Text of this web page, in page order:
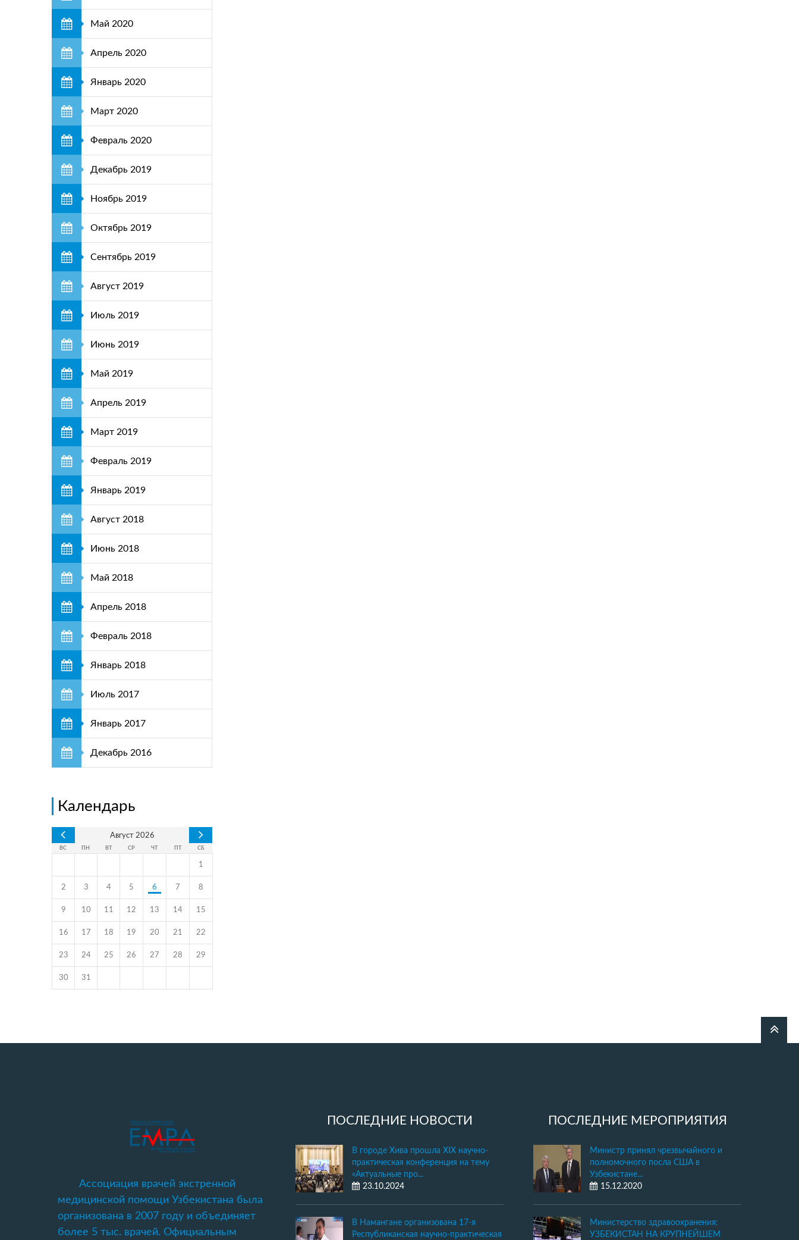
Май 2020
Апрель 2020
Январь 2020
Март 2020
Февраль 2020
Декабрь 2019
Ноябрь 2019
Октябрь 2019
Сентябрь 2019
Август 2019
Июль 2019
Июнь 2019
Май 2019
Апрель 2019
Март 2019
Февраль 2019
Январь 2019
Август 2018
Июнь 2018
Май 2018
Апрель 2018
Февраль 2018
Январь 2018
Июль 2017
Январь 2017
Декабрь 2016
Календарь
Август 2026
ВС ПН ВТ СР ЧТ СБ
1
2 3 4 5 6 7 8
9 10 11 12 13 14 15
16 17 18 19 20 21 22
23 24 25 26 27 28 29
30 31
Ассоциация врачей экстренной
медицинской помощи Узбекистана была
организована в 2007 году и объединяет
более 5 тыс. врачей. Официальным
ПОСЛЕДНИЕ НОВОСТИ
В городе Хива прошла XIX научно-
практическая конференция на тему
«Актуальные про...
23.10.2024
В Намангане организована 17-я
Республиканская научно-практическая
ПОСЛЕДНИЕ МЕРОПРИЯТИЯ
Министр принял чрезвычайного и
полномочного посла США в
Узбекистане...
15.12.2020
Министерство здравоохранения:
УЗБЕКИСТАН НА КРУПНЕЙШЕМ